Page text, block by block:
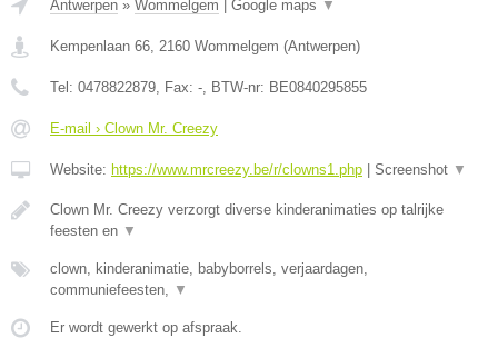
Antwerpen » Wommelgem Google maps ▼
Kempenlaan 66, 2160 Wommelgem (Antwerpen)
Tel: 0478822879, Fax: -, BTW-nr: BE0840295855
E-mail › Clown Mr. Creezy
Website: https://www.mrcreezy.be/r/clowns1.php Screenshot ▼
Clown Mr. Creezy verzorgt diverse kinderanimaties op talrijke
feesten en ▼
clown, kinderanimatie, babyborrels, verjaardagen,
communiefeesten, ▼
Er wordt gewerkt op afspraak.